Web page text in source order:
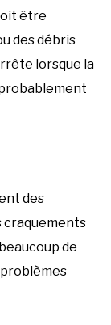
être
des débris
lorsque la
des
craquements
de